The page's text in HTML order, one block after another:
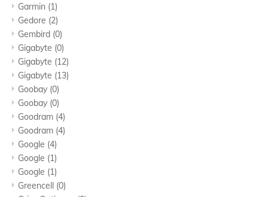
Garmin (1)
Gedore (2)
Gembird (0)
Gigabyte (0)
Gigabyte (12)
Gigabyte (13)
Goobay (0)
Goobay (0)
Goodram (4)
Goodram (4)
Google (4)
Google (1)
Google (1)
Greencell (0)